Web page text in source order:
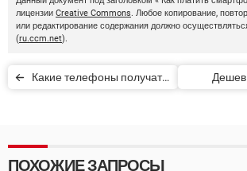
лицензии Creative Commons. Любое копирование,
или редактирование содержания должно
(ru.ccm.net).
Какие телефоны получат
ПОХОЖИЕ ЗАПРОСЫ